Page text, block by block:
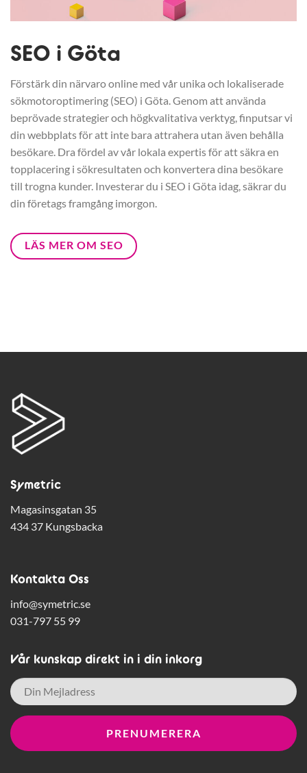
SEO i Göta
Förstärk din närvaro online med vår unika och lokaliserade
sökmotoroptimering (SEO) i Göta. Genom att använda
beprövade strategier och högkvalitativa verktyg, finputsar vi
din webbplats för att inte bara attrahera utan även behålla
besökare. Dra fördel av vår lokala expertis för att säkra en
topplacering i sökresultaten och konvertera dina besökare
till trogna kunder. Investerar du i SEO i Göta idag, säkrar du
din företags framgång imorgon.
LÄS MER OM SEO
Symetric
Magasinsgatan 35
434 37 Kungsbacka
Kontakta Oss
info@symetric.se
031-797 55 99
Vår kunskap direkt in i din inkorg
E-
post *